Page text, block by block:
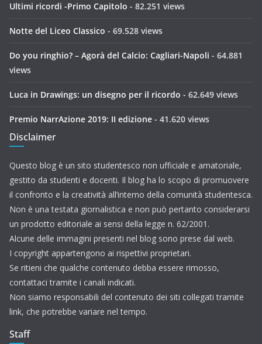
Ultimi ricordi -Primo Capitolo - 82.251 views
Notte del Liceo Classico - 69.528 views
Do you ringhio? – Agorà del Calcio: Cagliari-Napoli - 64.881
views
Luca in Drawings: un disegno per il ricordo - 62.649 views
Premio NarrAzione 2019: II edizione - 41.620 views
Disclaimer
Questo blog è un sito studentesco non ufficiale e amatoriale,
gestito da studenti e docenti. Il blog ha lo scopo di promuovere
il confronto e la creatività all’interno della comunità studentesca.
Non è una testata giornalistica e non può pertanto considerarsi
un prodotto editoriale ai sensi della legge n. 62/2001.
Alcune delle immagini presenti nel blog sono prese dal web.
I copyright appartengono ai rispettivi proprietari.
Se ritieni che qualche contenuto debba essere rimosso,
contattaci tramite i canali indicati.
Non siamo responsabili del contenuto dei siti collegati tramite
link, che potrebbe variare nel tempo.
Staff